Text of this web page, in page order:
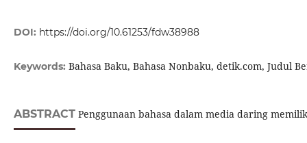
DOI: https://doi.org/10.61253/fdw38988
Keywords: Bahasa Baku, Bahasa Nonbaku, detik.com, Judul
ABSTRACTPenggunaan bahasa dalam media daring